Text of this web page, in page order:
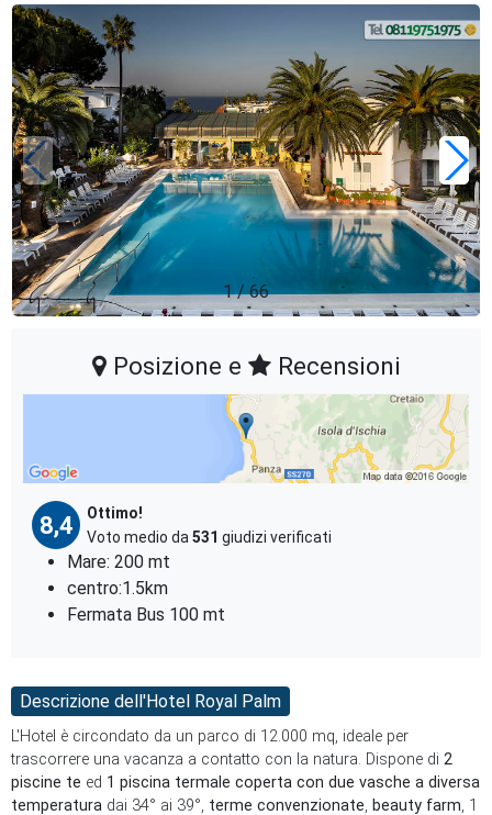
1/66
Posizione e Recensioni
8,4
Ottimo!
Voto medio da 531 giudizi verificati
Mare: 200 mt
centro:1.5km
Fermata Bus 100 mt
Descrizione dell'Hotel Royal Palm
L'Hotel è circondato da un parco di 12.000 mq, ideale per
trascorrere una vacanza a contatto con la natura. Dispone di 2
piscine te ed 1 piscina termale coperta con due vasche a diversa
temperatura dai 34° ai 39°, terme convenzionate, beauty farm, 1